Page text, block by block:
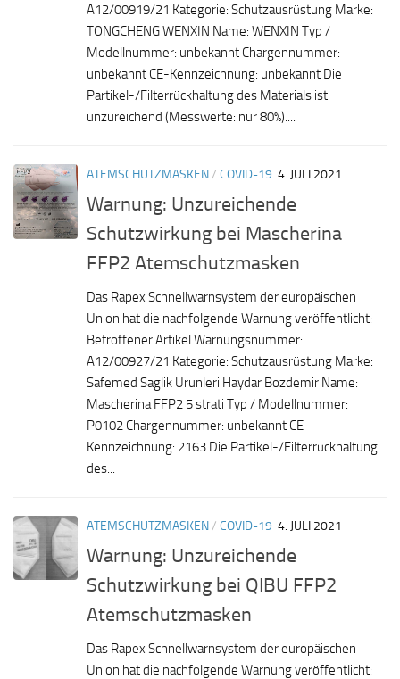
A12/00919/21 Kategorie: Schutzausrüstung Marke:
TONGCHENG WENXIN Name: WENXIN Typ /
Modellnummer: unbekannt Chargennummer:
unbekannt CE-Kennzeichnung: unbekannt Die
Partikel-/Filterrückhaltung des Materials ist
unzureichend (Messwerte: nur 80%)....
ATEMSCHUTZMASKEN/ COVID-19 4. JULI 2021
Warnung: Unzureichende
Schutzwirkung bei Mascherina
FFP2 Atemschutzmasken
Das Rapex Schnellwarnsystem der europäischen
Union hat die nachfolgende Warnung veröffentlicht:
Betroffener Artikel Warnungsnummer:
A12/00927/21 Kategorie: Schutzausrüstung Marke:
Safemed Saglik Urunleri Haydar Bozdemir Name:
Mascherina FFP2 5 strati Typ / Modellnummer:
P0102 Chargennummer: unbekannt CE-
Kennzeichnung: 2163 Die Partikel-/Filterrückhaltung
des...
ATEMSCHUTZMASKEN/ COVID-19 4. JULI 2021
Warnung: Unzureichende
Schutzwirkung bei QIBU FFP2
Atemschutzmasken
Das Rapex Schnellwarnsystem der europäischen
Union hat die nachfolgende Warnung veröffentlicht: